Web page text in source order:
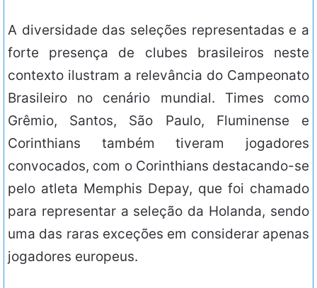
A diversidade das seleções representadas e a
forte presença de clubes brasileiros neste
contexto ilustram a relevância do Campeonato
Brasileiro no cenário mundial. Times como
Grêmio, Santos, São Paulo, Fluminense e
Corinthians também tiveram jogadores
convocados, com o Corinthians destacando-se
pelo atleta Memphis Depay, que foi chamado
para representar a seleção da Holanda, sendo
uma das raras exceções em considerar apenas
jogadores europeus.